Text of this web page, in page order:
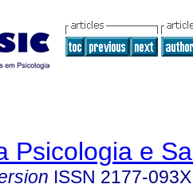
Psicologia e
ISSN 2177-093X